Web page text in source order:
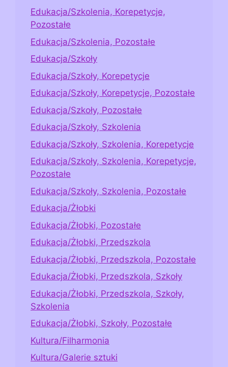
Edukacja/Szkolenia, Korepetycje,
Pozostałe
Edukacja/Szkolenia, Pozostałe
Edukacja/Szkoły
Edukacja/Szkoły, Korepetycje
Edukacja/Szkoły, Korepetycje, Pozostałe
Edukacja/Szkoły, Pozostałe
Edukacja/Szkoły, Szkolenia
Edukacja/Szkoły, Szkolenia, Korepetycje
Edukacja/Szkoły, Szkolenia, Korepetycje,
Pozostałe
Edukacja/Szkoły, Szkolenia, Pozostałe
Edukacja/Żłobki
Edukacja/Żłobki, Pozostałe
Edukacja/Żłobki, Przedszkola
Edukacja/Żłobki, Przedszkola, Pozostałe
Edukacja/Żłobki, Przedszkola, Szkoły
Edukacja/Żłobki, Przedszkola, Szkoły,
Szkolenia
Edukacja/Żłobki, Szkoły, Pozostałe
Kultura/Filharmonia
Kultura/Galerie sztuki